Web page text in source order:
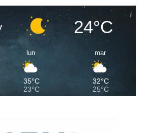
24°C
lun
35°C
23°C
mar
32°C
25°C